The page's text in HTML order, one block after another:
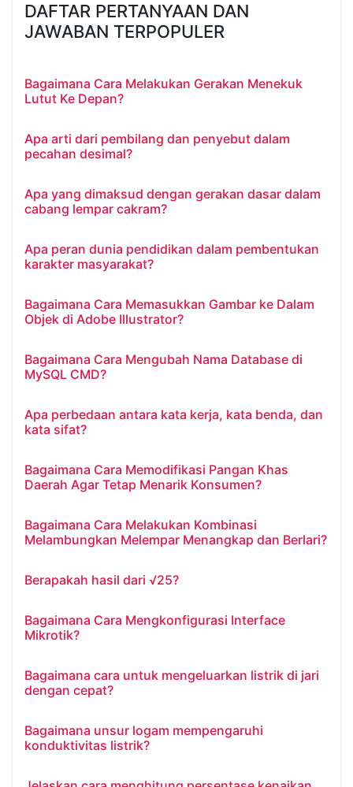
DAFTAR PERTANYAAN DAN
JAWABAN TERPOPULER
Bagaimana Cara Melakukan Gerakan Menekuk
Lutut Ke Depan?
Apa arti dari pembilang dan penyebut dalam
pecahan desimal?
Apa yang dimaksud dengan gerakan dasar dalam
cabang lempar cakram?
Apa peran dunia pendidikan dalam pembentukan
karakter masyarakat?
Bagaimana Cara Memasukkan Gambar ke Dalam
Objek di Adobe Illustrator?
Bagaimana Cara Mengubah Nama Database di
MySQL CMD?
Apa perbedaan antara kata kerja, kata benda, dan
kata sifat?
Bagaimana Cara Memodifikasi Pangan Khas
Daerah Agar Tetap Menarik Konsumen?
Bagaimana Cara Melakukan Kombinasi
Melambungkan Melempar Menangkap dan Berlari?
Berapakah hasil dari √25?
Bagaimana Cara Mengkonfigurasi Interface
Mikrotik?
Bagaimana cara untuk mengeluarkan listrik di jari
dengan cepat?
Bagaimana unsur logam mempengaruhi
konduktivitas listrik?